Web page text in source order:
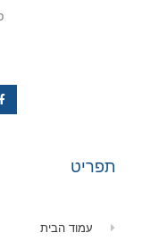
תפריט
עמוד הבית